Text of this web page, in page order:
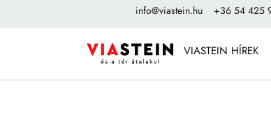
info@viastein.hu +36 54 425
VIASTEIN HÍREK